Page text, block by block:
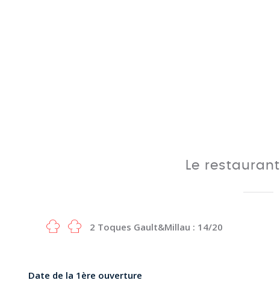
Le restaurant
2 Toques Gault&Millau : 14/20
Date de la 1ère ouverture